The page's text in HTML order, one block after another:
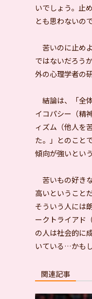
いでしょう。止
とも思わないの
苦いのに止め
ではないだろう
外の心理学者の
結論は、「全
イコパシー（精
ィズム（他人を
た。」とのこと
傾向が強いとい
苦いもの好き
高いということ
そういう人には
ークトライアド
の人は社会的に
いている…かも
関連記事